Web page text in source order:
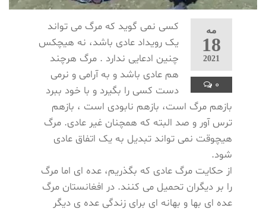
مه
18
2021
0
کسی نمی گوید که مرگ می تواند
یک رویداد عادی باشد، نه هیچکس
چنین ادعایی ندارد . مرگ هرچند
هم عادی باشد و به آرامی و نرمی
دست کسی را بگیرد و با خود ببرد
بازهم مرگ است، بازهم نابودی است ، بازهم
ترس آور و صد البته که همچنان غیر عادی. مرگ
هیچوقت نمی تواند تبدیل به یک اتفاق عادی
شود.
از حکایت مرگ عادی که بگذریم، عده ای اما مرگ
را بر دیگران تحمیل می کنند. در افغانستان مرگ
عده ای بها و بهانه ای برای زندگی عده ی دیگر